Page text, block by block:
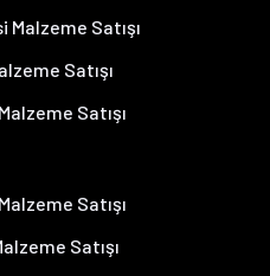
Malzeme Satışı
Satışı
Satışı
Satışı
Satışı